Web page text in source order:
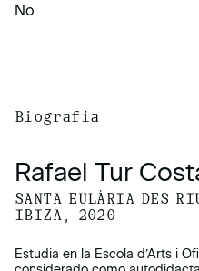
No
Biografía
Rafael Tur
SANTA EULÀRIA DES
IBIZA, 2020
Estudia en la Escola d’Arts i